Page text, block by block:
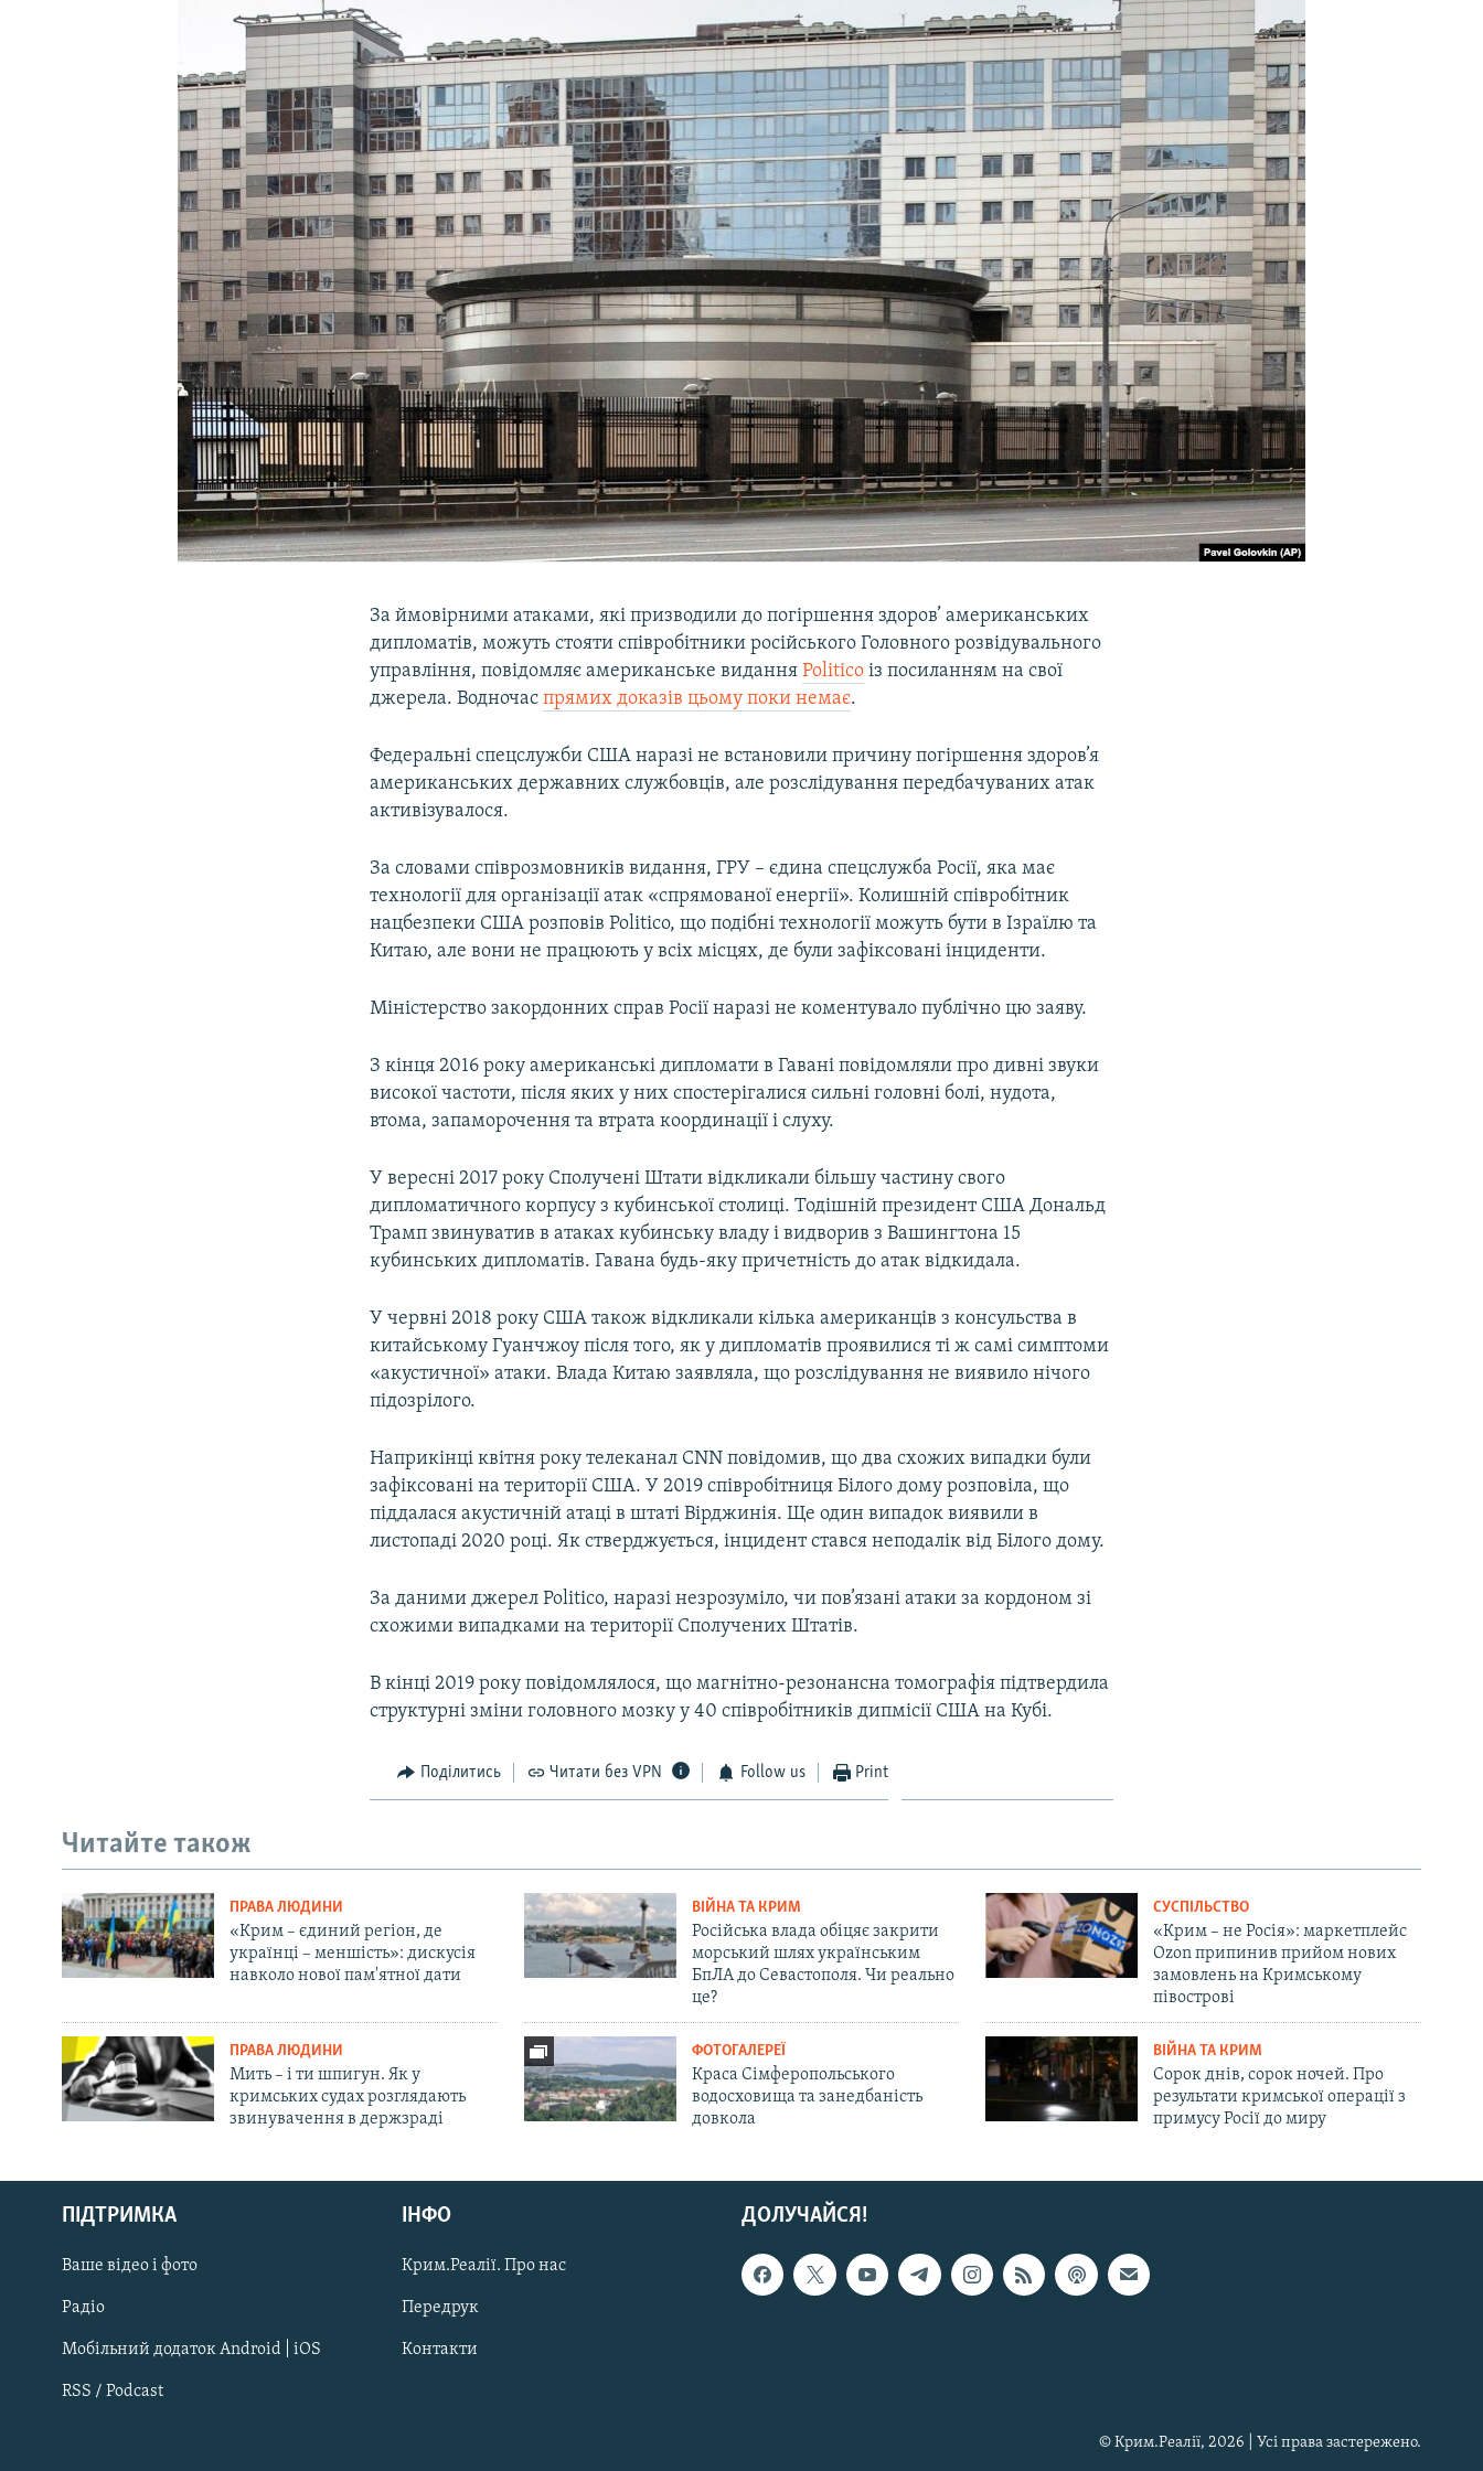
УКРАЇНСЬКА ПРОБЛЕМА КРИМУ
Русский
Qırımtatar
ДОЛУЧАЙСЯ!
За ймовірними атаками, які призводили до погіршення здоров’ американських
дипломатів, можуть стояти співробітники російського Головного розвідувального
управління, повідомляє американське виданняPolitico із посиланням на свої
джерела. Водночаспрямих доказів цьому поки немає.
Федеральні спецслужби США наразі не встановили причину погіршення здоров’я
американських державних службовців, але розслідування передбачуваних атак
активізувалося.
За словами співрозмовників видання, ГРУ – єдина спецслужба Росії, яка має
технології для організації атак «спрямованої енергії». Колишній співробітник
нацбезпеки США розповів Politico, що подібні технології можуть бути в Ізраїлю та
Китаю, але вони не працюють у всіх місцях, де були зафіксовані інциденти.
Міністерство закордонних справ Росії наразі не коментувало публічно цю заяву.
З кінця 2016 року американські дипломати в Гавані повідомляли про дивні звуки
високої частоти, після яких у них спостерігалися сильні головні болі, нудота,
втома, запаморочення та втрата координації і слуху.
У вересні 2017 року Сполучені Штати відкликали більшу частину свого
дипломатичного корпусу з кубинської столиці. Тодішній президент США Дональд
Трамп звинуватив в атаках кубинську владу і видворив з Вашингтона 15
кубинських дипломатів. Гавана будь-яку причетність до атак відкидала.
У червні 2018 року США також відкликали кілька американців з консульства в
китайському Гуанчжоу після того, як у дипломатів проявилися ті ж самі симптоми
«акустичної» атаки. Влада Китаю заявляла, що розслідування не виявило нічого
підозрілого.
Наприкінці квітня року телеканал CNN повідомив, що два схожих випадки були
зафіксовані на території США. У 2019 співробітниця Білого дому розповіла, що
піддалася акустичній атаці в штаті Вірджинія. Ще один випадок виявили в
листопаді 2020 році. Як стверджується, інцидент стався неподалік від Білого дому.
За даними джерел Politico, наразі незрозуміло, чи пов’язані атаки за кордоном зі
схожими випадками на території Сполучених Штатів.
В кінці 2019 року повідомлялося, що магнітно-резонансна томографія підтвердила
структурні зміни головного мозку у 40 співробітників дипмісії США на Кубі.
Поділитись Читати без VPN Follow us Print
Читайте також
ПРАВА ЛЮДИНИ
«Крим – єдиний регіон, де
українці – меншість»: дискусія
навколо нової пам'ятної дати
ВІЙНА ТА КРИМ
Російська влада обіцяє закрити
морський шлях українським
БпЛА до Севастополя. Чи реально
це?
СУСПІЛЬСТВО
«Крим – не Росія»: маркетплейс
Ozon припинив прийом нових
замовлень на Кримському
півострові
ПРАВА ЛЮДИНИ
Мить – і ти шпигун. Як у
кримських судах розглядають
звинувачення в держзраді
ФОТОГАЛЕРЕЇ
Краса Сімферопольського
водосховища та занедбаність
довкола
ВІЙНА ТА КРИМ
Сорок днів, сорок ночей. Про
результати кримської операції з
примусу Росії до миру
ДОЛУЧАЙСЯ!
ПІДТРИМКА
Ваше відео і фото
Радіо
Мобільний додаток Android | iOS
RSS / Podcast
ІНФО
Крим.Реалії. Про нас
Передрук
Контакти
© Крим.Реалії, 2026 | Усі права застережено.